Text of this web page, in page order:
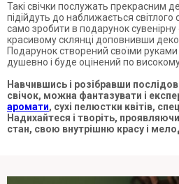
Такі свічки послужать прекрасним
підійдуть до наближається
само зробити в подарунок сувенірну
красивому склянці доповнивши
Подарунок створений своїми
душевно і буде оцінений по
Навчившись і розібравши
свічок, можна фантазувати і
аромати, сухі пелюстки квітів,
Надихайтеся і творіть,
стан, свою внутрішню красу і